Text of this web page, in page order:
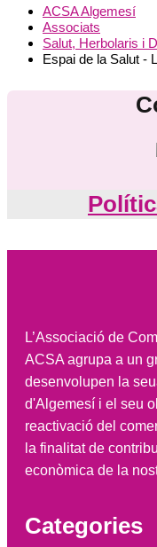
ACSA Algemesí
Associats
Salut, Herbolaris i
Espai de la Salut -
L’Associació de
ACSA agrupa a un
desenvolupen la
d'Algemesí i el seu
reactivació del
la finalitat de
econòmica de la
Categories